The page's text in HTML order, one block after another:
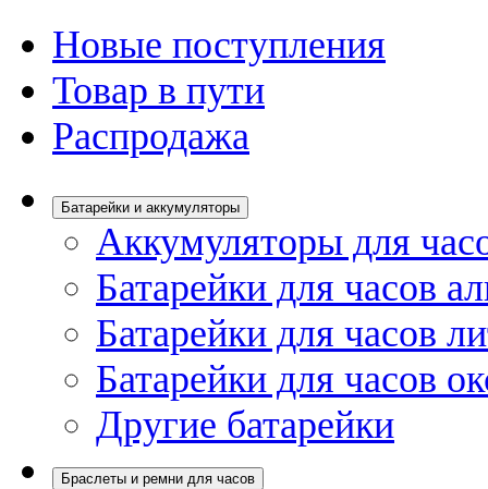
Новые поступления
Товар в пути
Распродажа
Батарейки и аккумуляторы
Аккумуляторы для
Батарейки для часов
Батарейки для часов
Батарейки для часов
Другие батарейки
Браслеты и ремни для часов